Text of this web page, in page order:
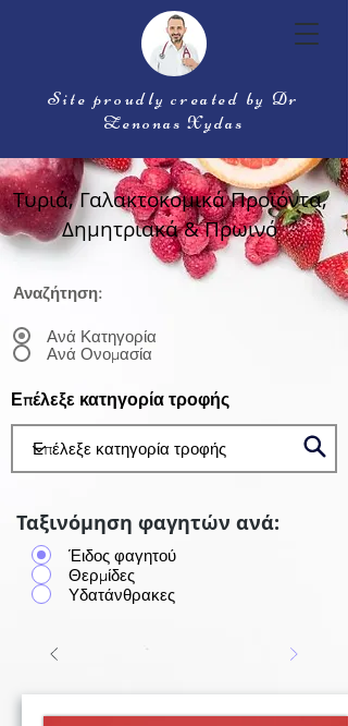
Site proudly created by Dr
Zenonas Xydas
Τυριά, Γαλακτοκομικά Προϊόντα,
Δημητριακά & Πρωινό
Αναζήτηση:
Ανά Κατηγορία
Ανά Ονομασία
Επέλεξε κατηγορία τροφής
Ταξινόμηση φαγητών ανά:
Έιδος φαγητού
Θερμίδες
Υδατάνθρακες